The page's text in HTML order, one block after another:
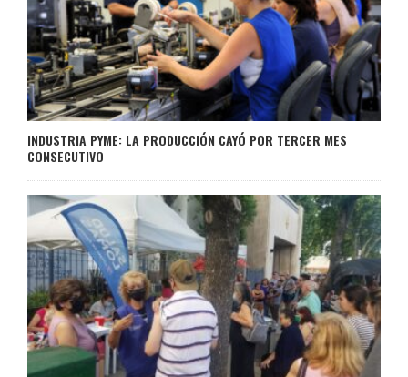
INDUSTRIA PYME: LA PRODUCCIÓN CAYÓ POR TERCER MES
CONSECUTIVO